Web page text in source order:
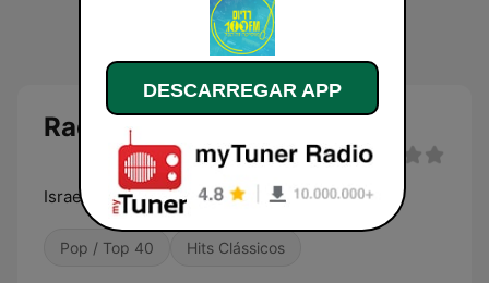
Israel's leading hit music station — 100 FM
Pop / Top 40 Hits Clássicos
DESCARREGAR APP